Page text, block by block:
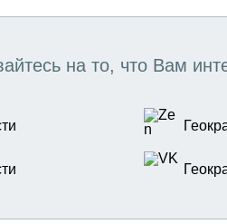
на то, что Вам